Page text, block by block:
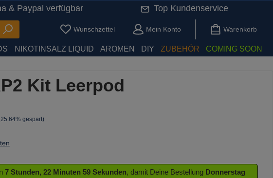
& Paypal verfügbar Top Kundenservice
Wunschzettel Du hast 0 Produkte auf dem Merkzettel
Mein Konto Warenkorb
NIKOTINSALZ LIQUID AROMEN DIY ZUBEHÖR COMING SOON
Kit Leerpod
gespart)
7 Stunden, 22 Minuten 58 Sekunden, damit Deine Bestellung Donnerstag